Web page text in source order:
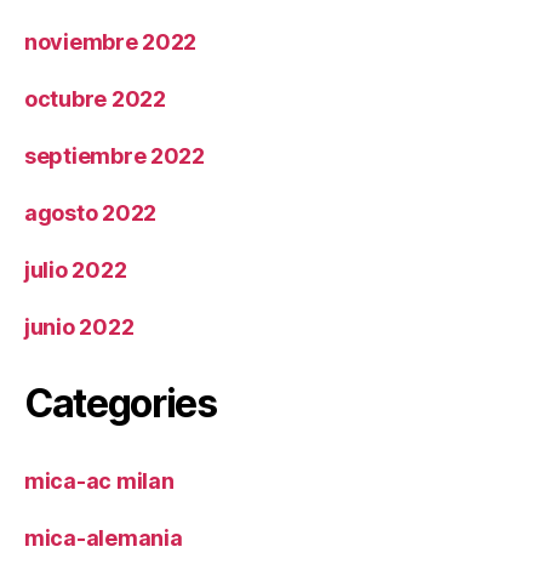
noviembre 2022
octubre 2022
septiembre 2022
agosto 2022
julio 2022
junio 2022
Categories
mica-ac milan
mica-alemania